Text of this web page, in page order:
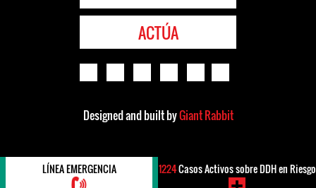
ACTÚA
Designed and built byGiant Rabbit
LÍNEA EMERGENCIA 1224Casos Activos sobre DDH en Riesgo